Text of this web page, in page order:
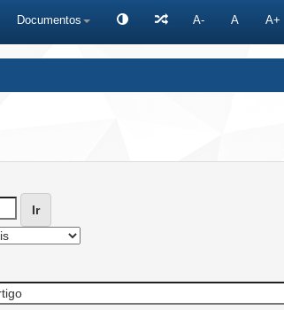
Documentos A- A A+